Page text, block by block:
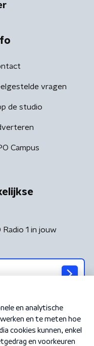
vragen
de studio
Campus
1 in jouw